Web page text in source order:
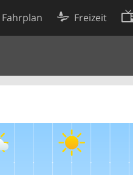
Fahrplan Freizeit
Cookie-Einstellungen